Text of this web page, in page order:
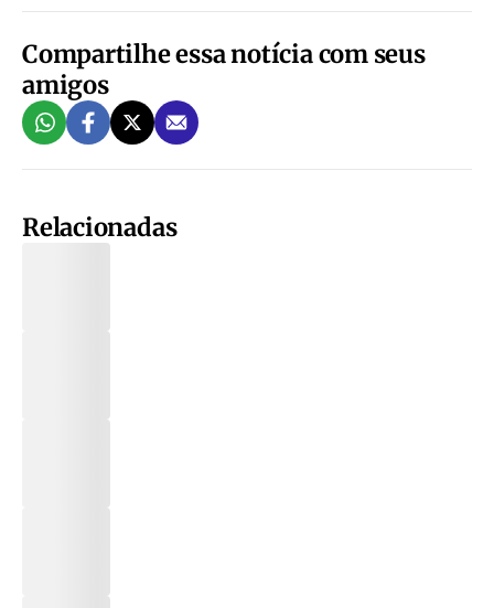
Compartilhe essa notícia com seus
amigos
Relacionadas